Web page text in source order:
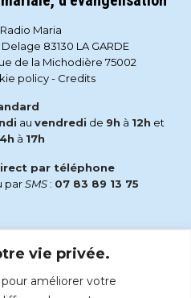
vie privée.
améliorer votre
Maria
83130 LA GARDE
de la Michodière 75002
policy- Credits
au vendredi de 9h à 12h et
à 17h
par téléphone
parSMS : 07 83 89 13 75
Maria sur :